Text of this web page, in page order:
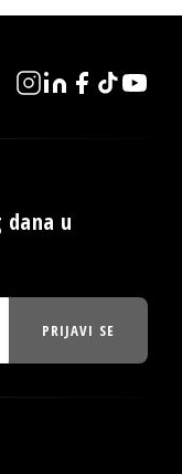
dana u
PRIJAVI SE